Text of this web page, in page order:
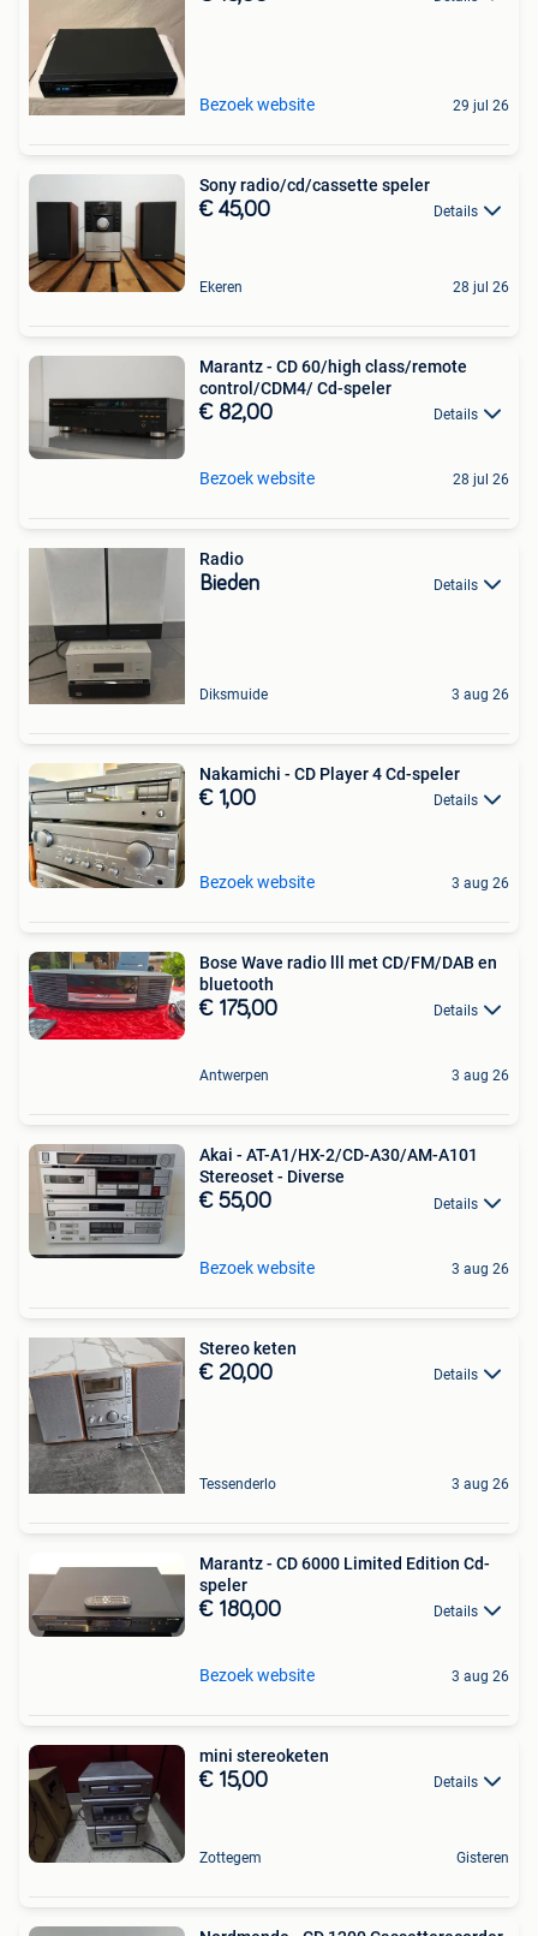
Bezoek website 29 jul 26
Sony radio/cd/cassette speler
€ 45,00 Details
Ekeren 28 jul 26
Marantz - CD 60/high class/remote
control/CDM4/ Cd-speler
€ 82,00 Details
Bezoek website 28 jul 26
Radio
Bieden Details
Diksmuide 3 aug 26
Nakamichi - CD Player 4 Cd-speler
€ 1,00 Details
Bezoek website 3 aug 26
Bose Wave radio lll met CD/FM/DAB en
bluetooth
€ 175,00 Details
Antwerpen 3 aug 26
Akai - AT-A1/HX-2/CD-A30/AM-A101
Stereoset - Diverse
€ 55,00 Details
Bezoek website 3 aug 26
Stereo keten
€ 20,00 Details
Tessenderlo 3 aug 26
Marantz - CD 6000 Limited Edition Cd-
speler
€ 180,00 Details
Bezoek website 3 aug 26
mini stereoketen
€ 15,00 Details
Zottegem Gisteren